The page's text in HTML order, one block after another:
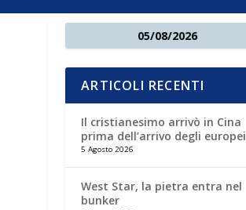
05/08/2026
ARTICOLI RECENTI
Il cristianesimo arrivò in Cina
prima dell’arrivo degli europei
5 Agosto 2026
West Star, la pietra entra nel
bunker